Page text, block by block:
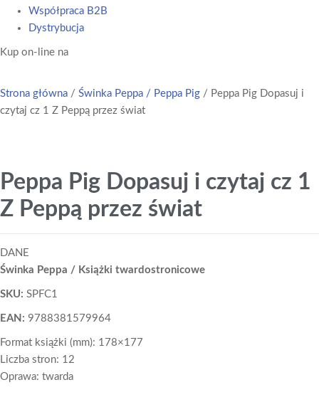
Współpraca B2B
Dystrybucja
Kup on-line na
Strona główna / Świnka Peppa / Peppa Pig / Peppa Pig Dopasuj i
czytaj cz 1 Z Peppą przez świat
Peppa Pig Dopasuj i czytaj cz 1
Z Peppą przez świat
DANE
Świnka Peppa / Książki twardostronicowe
SKU: SPFC1
EAN: 9788381579964
Format książki (mm): 178×177
Liczba stron: 12
Oprawa: twarda